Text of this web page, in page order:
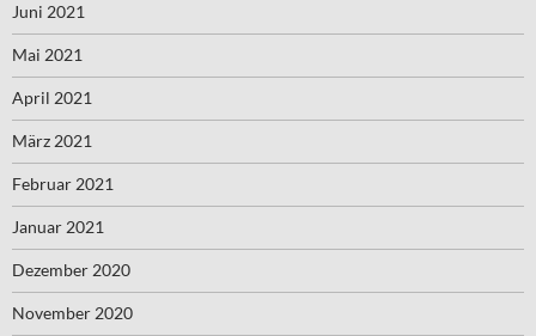
Juni 2021
Mai 2021
April 2021
März 2021
Februar 2021
Januar 2021
Dezember 2020
November 2020